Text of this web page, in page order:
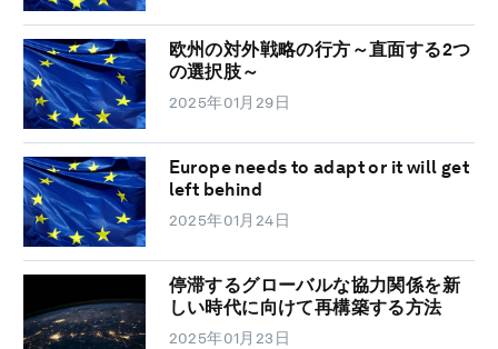
欧州の対外戦略の行方～直面する2つ
の選択肢～
2025年01月29日
Europe needs to adapt or it will get
left behind
2025年01月24日
停滞するグローバルな協力関係を新
しい時代に向けて再構築する方法
2025年01月23日